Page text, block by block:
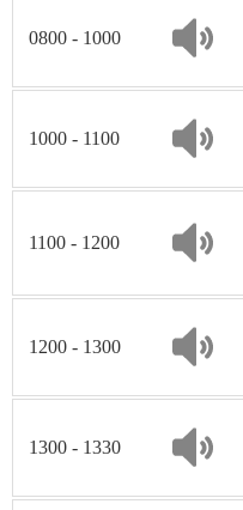
0800 - 1000
1000 - 1100
1100 - 1200
1200 - 1300
1300 - 1330